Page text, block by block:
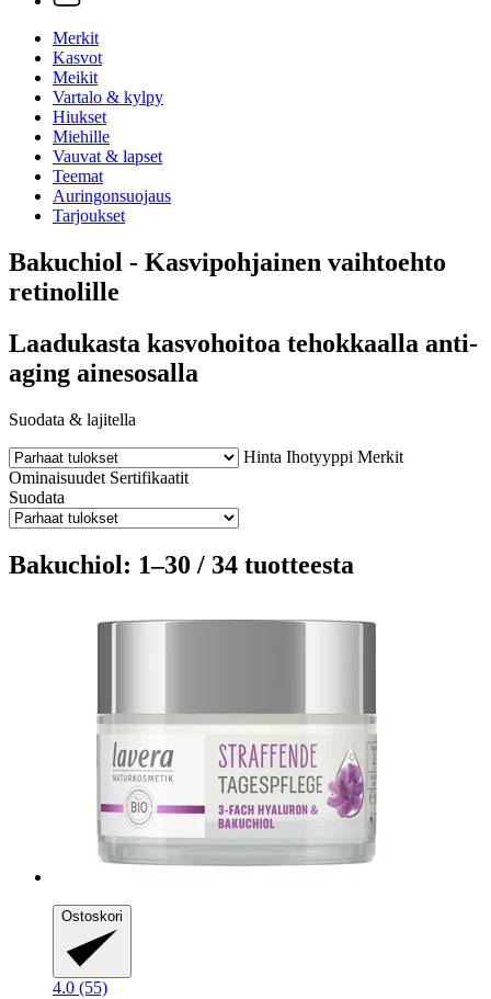
Merkit
Kasvot
Meikit
Vartalo & kylpy
Hiukset
Miehille
Vauvat & lapset
Teemat
Auringonsuojaus
Tarjoukset
Bakuchiol - Kasvipohjainen vaihtoehto
retinolille
Laadukasta kasvohoitoa tehokkaalla anti-
aging ainesosalla
Suodata & lajitella
Hinta Ihotyyppi Merkit
Ominaisuudet Sertifikaatit
Suodata
Bakuchiol: 1–30 / 34 tuotteesta
Ostoskori
4.0 (55)